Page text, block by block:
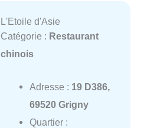
L'Etoile d'Asie
Catégorie : Restaurant
chinois
Adresse : 19 D386,
69520 Grigny
Quartier :